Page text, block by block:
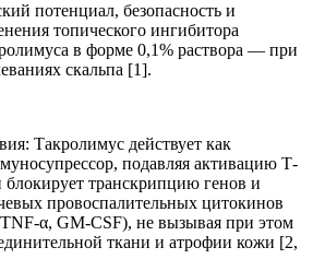
потенциал, безопасность и
топического ингибитора
в форме 0,1% раствора — при
скальпа [1].
Такролимус действует как
подавляя активацию Т-
транскрипцию генов и
провоспалительных цитокинов
α, GM-CSF), не вызывая при этом
ткани и атрофии кожи [2,